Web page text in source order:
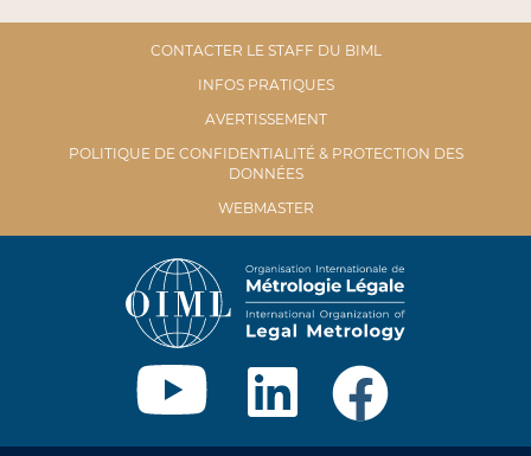
CONTACTER LE STAFF DU BIML
INFOS PRATIQUES
AVERTISSEMENT
POLITIQUE DE CONFIDENTIALITÉ & PROTECTION DES
DONNÉES
WEBMASTER